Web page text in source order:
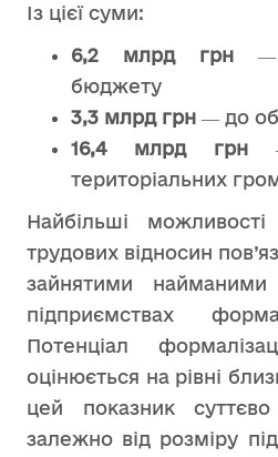
Із цієї суми:
6,2 млрд грн ―
бюджету
3,3 млрд грн ― до
16,4 млрд грн
територіальних
Найбільші
трудових відносин
зайнятими
підприємствах
Потенціал
оцінюється на рівні
цей показник
залежно від розміру